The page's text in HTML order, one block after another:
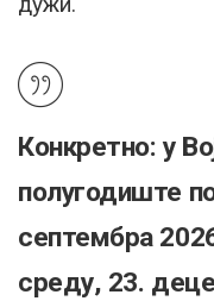
Конкретно: у
полугодиште
септембра
среду, 23.